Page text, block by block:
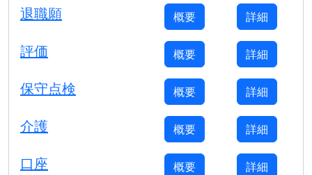
退職願 概要 詳細
評価 概要 詳細
保守点検 概要 詳細
介護 概要 詳細
口座 概要 詳細